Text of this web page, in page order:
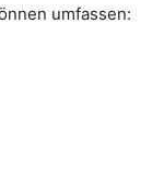
umfassen: